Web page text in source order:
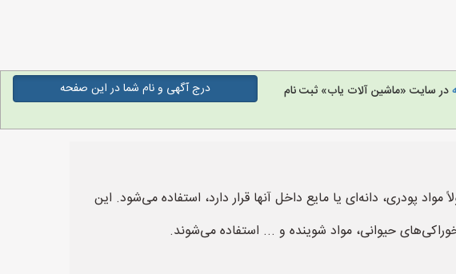
در سایت «ماشین آلات یاب» ثبت نام
درج آگهی و نام شما در این صفحه
پودری، دانه‌ای یا مایع داخل آنها قرار دارد، استفاده می‌شود. این
حیوانی، مواد شوینده و ... استفاده می‌شوند.